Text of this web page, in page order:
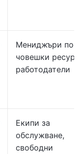
Мениджъри по
човешки
работодатели
Екипи за
обслужване,
свободни